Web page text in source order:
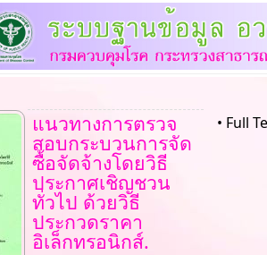
แนวทางการตรวจ
สอบกระบวนการจัด
ซื้อจัดจ้างโดยวิธี
ประกาศเชิญชวน
ทั่วไป ด้วยวิธี
ประกวดราคา
อิเล็กทรอนิกส์.
• Full